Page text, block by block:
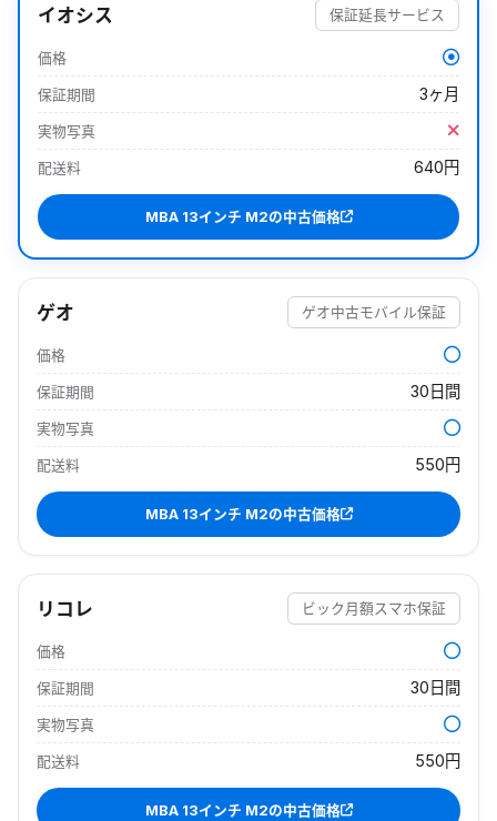
イオシス
保証延長サービス
価格
保証期間 3ヶ月
実物写真
配送料 640円
MBA 13インチ M2の中古価格
ゲオ ゲオ中古モバイル保証
価格
保証期間 30日間
実物写真
配送料 550円
MBA 13インチ M2の中古価格
リコレ ビック月額スマホ保証
価格
保証期間 30日間
実物写真
配送料 550円
MBA 13インチ M2の中古価格